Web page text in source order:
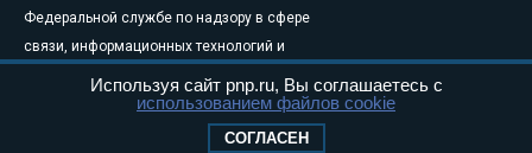
Федеральной службе по надзору в сфере
связи, информационных технологий и
августа 2011 года. 18+
Свидетельство о регистрации Эл № ФС77-
Используя сайт pnp.ru, Вы соглашаетесь с
использованием файлов cookie
СОГЛАСЕН